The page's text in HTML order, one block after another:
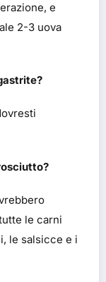
e
2-3 uova
le carni
le salsicce e i